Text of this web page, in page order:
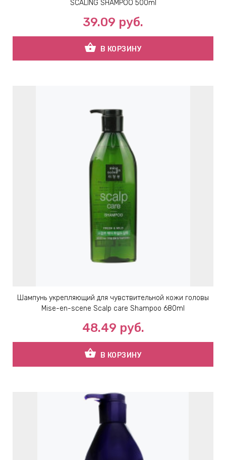
SCALING SHAMPOO 500ml
39.09 руб.
shopping_basket В КОРЗИНУ
Шампунь укрепляющий для чувствительной кожи головы
Mise-en-scene Scalp care Shampoo 680ml
48.49 руб.
shopping_basket В КОРЗИНУ